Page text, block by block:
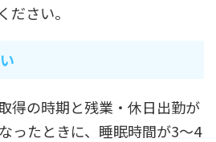
ださい。
得の時期と残業・休日出勤が
ったときに、睡眠時間が3～4